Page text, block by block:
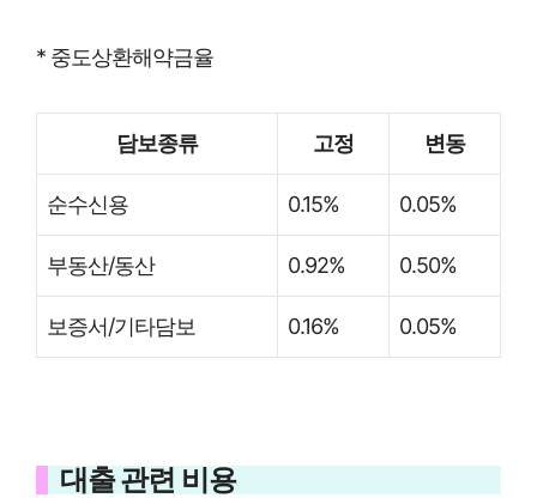
* 중도상환해약금율
담보종류 고정 변동
순수신용 0.15% 0.05%
부동산/동산 0.92% 0.50%
보증서/기타담보 0.16% 0.05%
대출 관련 비용